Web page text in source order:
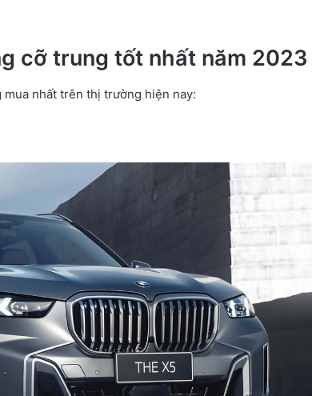
cỡ trung tốt nhất năm 2023
mua nhất trên thị trường hiện nay: